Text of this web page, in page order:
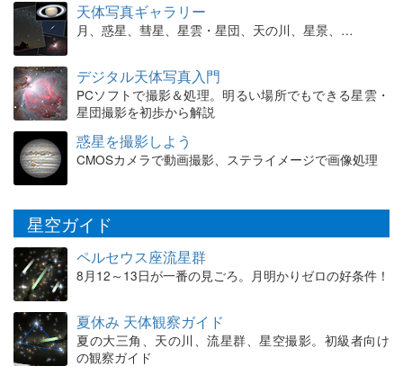
天体写真ギャラリー
月、惑星、彗星、星雲・星団、天の川、星景、…
デジタル天体写真入門
PCソフトで撮影＆処理。明るい場所でもできる星雲・
星団撮影を初歩から解説
惑星を撮影しよう
CMOSカメラで動画撮影、ステライメージで画像処理
星空ガイド
ペルセウス座流星群
8月12～13日が一番の見ごろ。月明かりゼロの好条件！
夏休み 天体観察ガイド
夏の大三角、天の川、流星群、星空撮影。初級者向け
の観察ガイド